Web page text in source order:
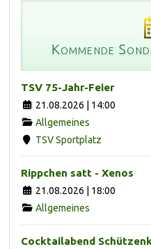
Kommende
TSV 75-Jahr-Feier
21.08.2026 | 14:00
Allgemeines
TSV Sportplatz
Rippchen satt - Xenos
21.08.2026 | 18:00
Allgemeines
Cocktailabend